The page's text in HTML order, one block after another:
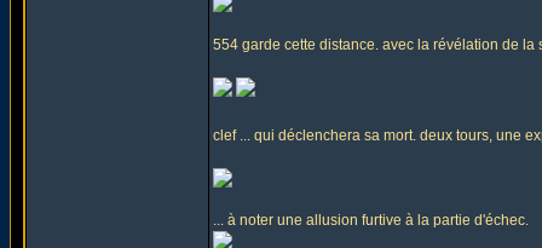
554 garde cette distance. avec la révélation de
clef ... qui déclenchera sa mort. deux tours, une
... à noter une allusion furtive à la partie d'échec.